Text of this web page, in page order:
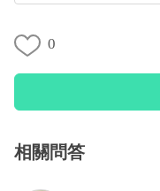
0
相關問答